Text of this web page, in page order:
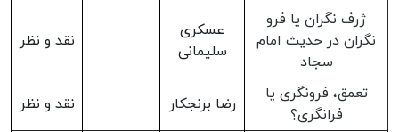
ژرف نگران یا فرو
نگران در حدیث امام
سجاد
عسکری
سلیمانی
نقد و نظر
تعمق، فرونگری یا
فرانگری؟
رضا برنجکار نقد و نظر